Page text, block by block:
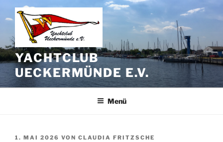
Zum
Inhalt
springen
YACHTCLUB
UECKERMÜNDE E.V.
Menü
VERÖFFENTLICHT
1. MAI 2026 VON CLAUDIA FRITZSCHE